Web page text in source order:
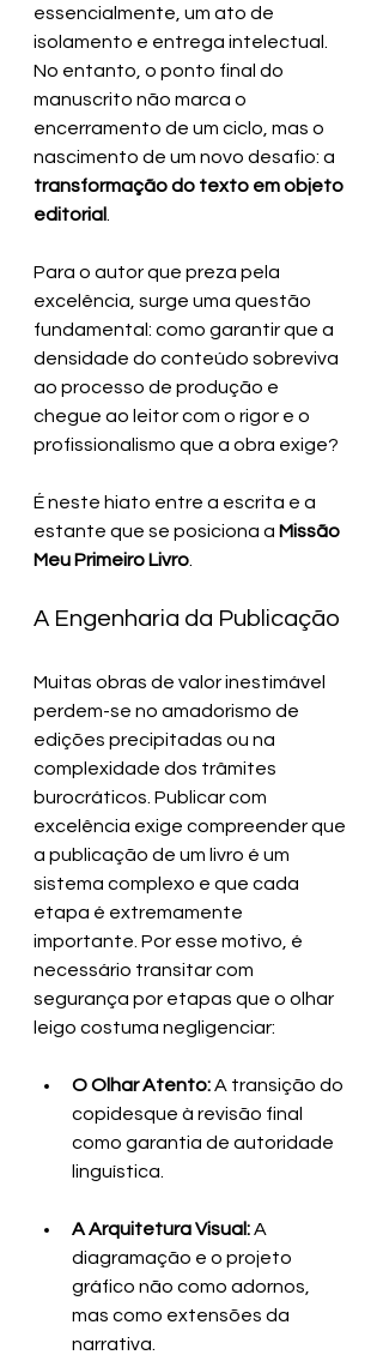
essencialmente, um ato de
isolamento e entrega intelectual.
No entanto, o ponto final do
manuscrito não marca o
encerramento de um ciclo, mas o
nascimento de um novo desafio: a
transformação do texto em objeto
editorial
Para o autor que preza pela
excelência, surge uma questão
fundamental: como garantir que a
densidade do conteúdo sobreviva
ao processo de produção e
chegue ao leitor com o rigor e o
profissionalismo que a obra exige?
É neste hiato entre a escrita e a
estante que se posiciona a Missão
Meu Primeiro Livro
A Engenharia da Publicação
Muitas obras de valor inestimável
perdem-se no amadorismo de
edições precipitadas ou na
complexidade dos trâmites
burocráticos. Publicar com
excelência exige compreender que
a publicação de um livro é um
sistema complexo e que cada
etapa é extremamente
importante. Por esse motivo, é
necessário transitar com
segurança por etapas que o olhar
leigo costuma negligenciar:
O Olhar Atento: A transição do
copidesque à revisão final
como garantia de autoridade
linguística.
A Arquitetura Visual: A
diagramação e o projeto
gráfico não como adornos,
mas como extensões da
narrativa.